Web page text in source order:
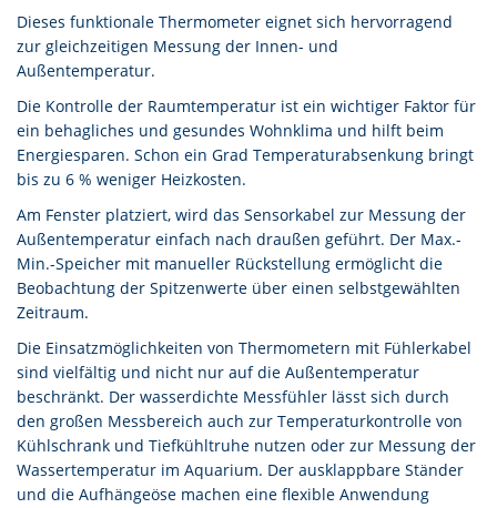
Dieses funktionale Thermometer eignet sich hervorragend
zur gleichzeitigen Messung der Innen- und
Außentemperatur.
Die Kontrolle der Raumtemperatur ist ein wichtiger Faktor für
ein behagliches und gesundes Wohnklima und hilft beim
Energiesparen. Schon ein Grad Temperaturabsenkung bringt
bis zu 6 % weniger Heizkosten.
Am Fenster platziert, wird das Sensorkabel zur Messung der
Außentemperatur einfach nach draußen geführt. Der Max.-
Min.-Speicher mit manueller Rückstellung ermöglicht die
Beobachtung der Spitzenwerte über einen selbstgewählten
Zeitraum.
Die Einsatzmöglichkeiten von Thermometern mit Fühlerkabel
sind vielfältig und nicht nur auf die Außentemperatur
beschränkt. Der wasserdichte Messfühler lässt sich durch
den großen Messbereich auch zur Temperaturkontrolle von
Kühlschrank und Tiefkühltruhe nutzen oder zur Messung der
Wassertemperatur im Aquarium. Der ausklappbare Ständer
und die Aufhängeöse machen eine flexible Anwendung